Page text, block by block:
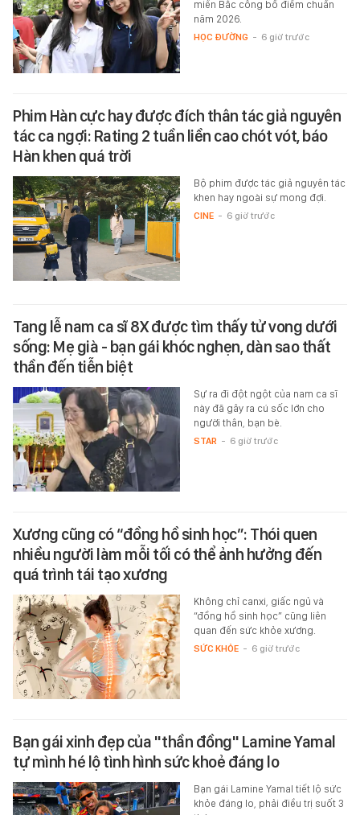
miền Bắc công bố điểm chuẩn
năm 2026.
HỌC ĐƯỜNG - 6 giờ trước
Phim Hàn cực hay được đích thân tác giả nguyên
tác ca ngợi: Rating 2 tuần liền cao chót vót, báo
Hàn khen quá trời
Bộ phim được tác giả nguyên tác
khen hay ngoài sự mong đợi.
CINE - 6 giờ trước
Tang lễ nam ca sĩ 8X được tìm thấy tử vong dưới
sống: Mẹ già - bạn gái khóc nghẹn, dàn sao thất
thần đến tiễn biệt
Sự ra đi đột ngột của nam ca sĩ
này đã gây ra cú sốc lớn cho
người thân, bạn bè.
STAR - 6 giờ trước
Xương cũng có “đồng hồ sinh học”: Thói quen
nhiều người làm mỗi tối có thể ảnh hưởng đến
quá trình tái tạo xương
Không chỉ canxi, giấc ngủ và
“đồng hồ sinh học” cũng liên
quan đến sức khỏe xương.
SỨC KHỎE - 6 giờ trước
Bạn gái xinh đẹp của "thần đồng" Lamine Yamal
tự mình hé lộ tình hình sức khoẻ đáng lo
Bạn gái Lamine Yamal tiết lộ sức
khỏe đáng lo, phải điều trị suốt 3